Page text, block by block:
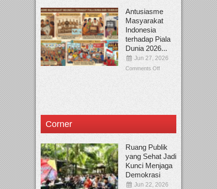
Antusiasme
Masyarakat
Indonesia
terhadap Piala
Dunia 2026...
Jun 27, 2026
Comments Off
Corner
Ruang Publik
yang Sehat Jadi
Kunci Menjaga
Demokrasi
Jun 22, 2026